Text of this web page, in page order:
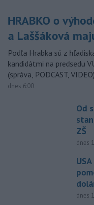
HRABKO o
a Laššáková
Podľa Hrabka sú z
kandidátmi na predsedu
(správa, PODCAST, VIDEO)
dnes 6:00
Od
ZŠ
dnes
dnes